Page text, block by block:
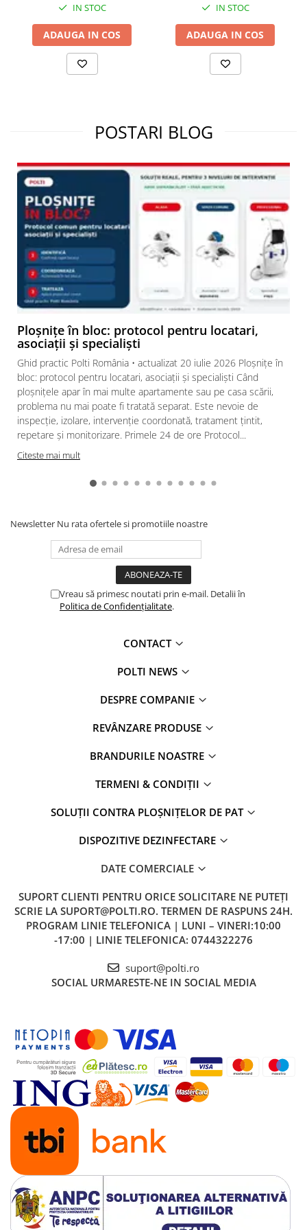
COMPATIBILITATE
Compatibile cu: Vaporetto Smart Airplus, Vaporetto Smart 30_R,
Vaporetto Smart 30_S, Vaporetto Handy Pure, Vaporetto Handy
25_Plus, Vaporetto Handy 20, Vaporetto Handy 15, Vaporetto
Go, Vaporetto Pocket 2.0, Vaporetto Comfort Silver, Vaporetto
Comfort Red, Vaporetto One, Vaporetto XSteam
IN STOC
ADAUGA IN COS
IN STOC
ADAUGA IN COS
POSTARI BLOG
Ploșnițe în bloc: protocol pentru locatari,
asociații și specialiști
Ghid practic Polti România • actualizat 20 iulie 2026 Ploșnițe în
bloc: protocol pentru locatari, asociații și specialiști Când
ploșnițele apar în mai multe apartamente sau pe casa scării,
problema nu mai poate fi tratată separat. Este nevoie de
inspecție, izolare, intervenție coordonată, tratament țintit,
repetare și monitorizare. Primele 24 de ore Protocol...
Citeste mai mult
Newsletter Nu rata ofertele si promotiile noastre
Vreau să primesc noutati prin e-mail. Detalii în
Politica de Confidențialitate.
CONTACT
POLTI NEWS
DESPRE COMPANIE
REVÂNZARE PRODUSE
BRANDURILE NOASTRE
TERMENI & CONDIȚII
SOLUȚII CONTRA PLOȘNIȚELOR DE PAT
DISPOZITIVE DEZINFECTARE
DATE COMERCIALE
SUPORT CLIENTI PENTRU ORICE SOLICITARE NE PUTEȚI
SCRIE LA SUPORT@POLTI.RO. TERMEN DE RASPUNS 24H.
PROGRAM LINIE TELEFONICA | LUNI – VINERI:10:00
-17:00 | LINIE TELEFONICA: 0744322276
suport@polti.ro
SOCIAL URMARESTE-NE IN SOCIAL MEDIA